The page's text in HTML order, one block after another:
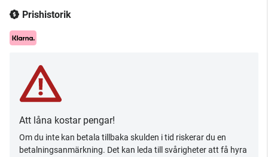
Prishistorik
Att låna kostar pengar!
Om du inte kan betala tillbaka skulden i tid riskerar du en
betalningsanmärkning. Det kan leda till svårigheter att få hyra